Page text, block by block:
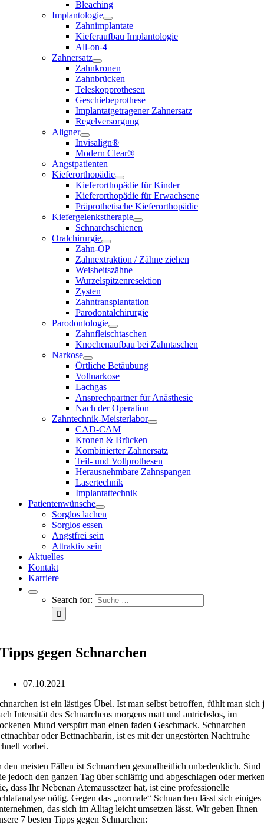
Bleaching
Implantologie
Zahnimplantate
Kieferaufbau Implantologie
All-on-4
Zahnersatz
Zahnkronen
Zahnbrücken
Teleskopprothesen
Geschiebeprothese
Implantatgetragener Zahnersatz
Regelversorgung
Aligner
Invisalign®
Modern Clear®
Angstpatienten
Kieferorthopädie
Kieferorthopädie für Kinder
Kieferorthopädie für Erwachsene
Präprothetische Kieferorthopädie
Kiefergelenkstherapie
Schnarchschienen
Oralchirurgie
Zahn-OP
Zahnextraktion / Zähne ziehen
Weisheitszähne
Wurzelspitzenresektion
Zysten
Zahntransplantation
Parodontalchirurgie
Parodontologie
Zahnfleischtaschen
Knochenaufbau bei Zahntaschen
Narkose
Örtliche Betäubung
Vollnarkose
Lachgas
Ansprechpartner für Anästhesie
Nach der Operation
Zahntechnik-Meisterlabor
CAD-CAM
Kronen & Brücken
Kombinierter Zahnersatz
Teil- und Vollprothesen
Herausnehmbare Zahnspangen
Lasertechnik
Implantattechnik
Patientenwünsche
Sorglos lachen
Sorglos essen
Angstfrei sein
Attraktiv sein
Aktuelles
Kontakt
Karriere
Search for:
Tipps gegen Schnarchen
07.10.2021
ist ein lästiges Übel. Ist man selbst betroffen, fühlt man sich
Intensität des Schnarchens morgens matt und antriebslos, im
Mund verspürt man einen faden Geschmack. Schnarchen
oder Bettnachbarin, ist es mit der ungestörten Nachtruhe
vorbei.
den meisten Fällen ist Schnarchen gesundheitlich unbedenklich. Sind
jedoch den ganzen Tag über schläfrig und abgeschlagen oder
dass Ihr Nebenan Atemaussetzer hat, ist eine professionelle
nötig. Gegen das „normale“ Schnarchen lässt sich einiges
das sich im Alltag leicht umsetzen lässt. Wir geben Ihnen
7 besten Tipps gegen Schnarchen: